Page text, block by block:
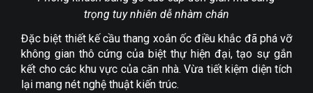
trọng tuy nhiên dễ nhàm chán
Đặc biệt thiết kế cầu thang xoắn ốc điều khắc đã phá vỡ
không gian thô cứng của biệt thự hiện đại, tạo sự gắn
kết cho các khu vực của căn nhà. Vừa tiết kiệm diện tích
lại mang nét nghệ thuật kiến trúc.